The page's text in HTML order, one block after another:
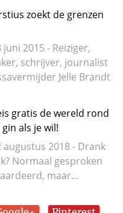
zoekt de grenzen
2015 - Reiziger,
schrijver, journalist
Jelle Brandt
gratis de wereld rond
als je wil!
2018 - Drank
Normaal gesproken
maar…